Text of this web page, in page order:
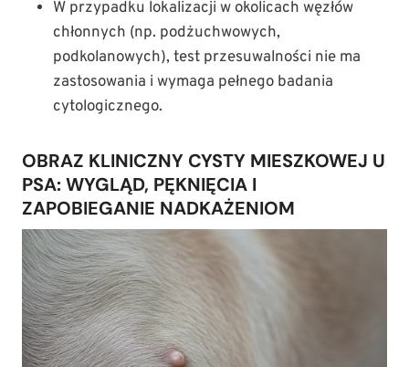
W przypadku lokalizacji w okolicach węzłów
chłonnych (np. podżuchwowych,
podkolanowych), test przesuwalności nie ma
zastosowania i wymaga pełnego badania
cytologicznego.
OBRAZ KLINICZNY CYSTY MIESZKOWEJ U
PSA: WYGLĄD, PĘKNIĘCIA I
ZAPOBIEGANIE NADKAŻENIOM